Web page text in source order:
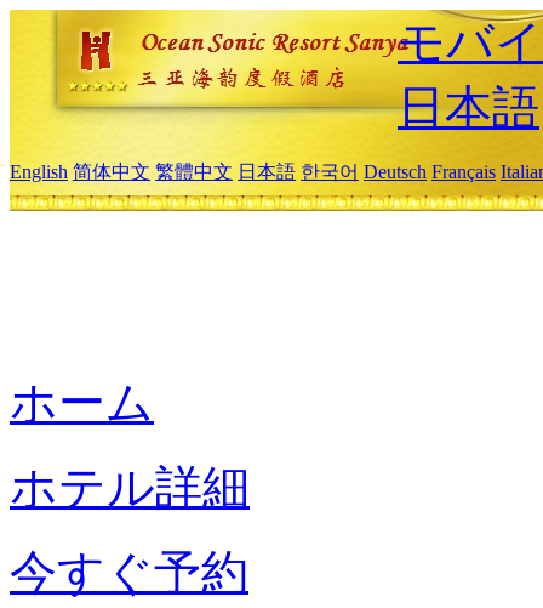
モバ
日本語
English 简体中文 繁體中文 日本語 한국어 Deutsch Français
ホーム
ホテル詳細
今すぐ予約